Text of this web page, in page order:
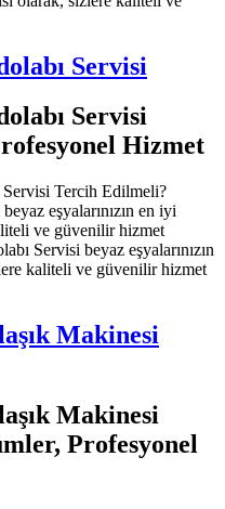
Servisi
Servisi
Hizmet
Tercih Edilmeli?
eşyalarınızın en iyi
ve güvenilir hizmet
Servisi beyaz eşyalarınızın
kaliteli ve güvenilir hizmet
Makinesi
Makinesi
Profesyonel